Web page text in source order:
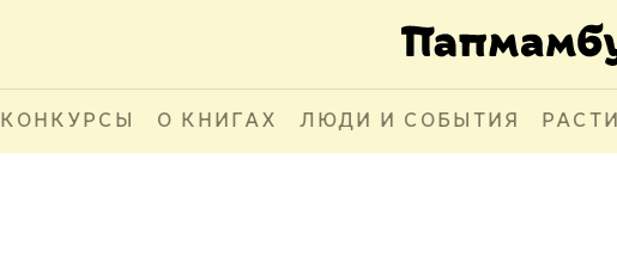
КОНКУРСЫ О КНИГАХ ЛЮДИ И СОБЫТИЯ